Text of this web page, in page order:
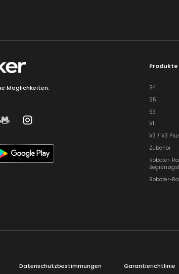
Möglichkeiten.
Produkte
S4
S5
S3
V1
V3 / V3
Zubehör
Roboter-
Roboter-
Datenschutzbestimmungen Garantierichtlinie